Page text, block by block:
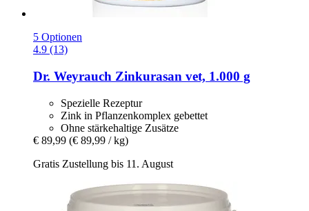
5 Optionen
4.9 (13)
Dr. Weyrauch Zinkurasan vet, 1.000 g
Spezielle Rezeptur
Zink in Pflanzenkomplex gebettet
Ohne stärkehaltige Zusätze
€ 89,99 (€ 89,99 / kg)
Gratis Zustellung bis 11. August